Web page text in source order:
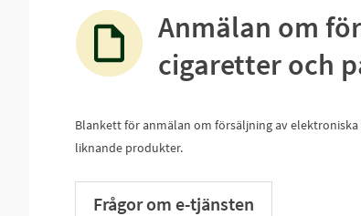
Anmälan om
cigaretter och
Blankett för anmälan om försäljning av
liknande produkter.
Frågor om e-tjänsten